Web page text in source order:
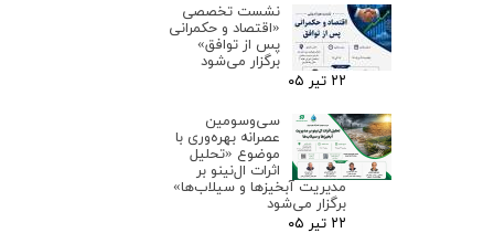
نشست تخصصی
«اقتصاد و حکمرانی
پس از توافق»
برگزار می‌شود
۲۲ تیر ۰۵
سی‌وسومین
عصرانه بهره‌وری با
موضوع «تحلیل
اثرات ال‌نینو بر
مدیریت آبخیزها و سیلاب‌ها»
برگزار می‌شود
۲۲ تیر ۰۵